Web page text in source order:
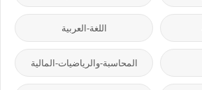
اللغة-العربية
المحاسبة-والرياضيات-المالية